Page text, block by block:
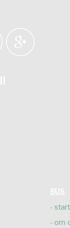
BUS
start
om